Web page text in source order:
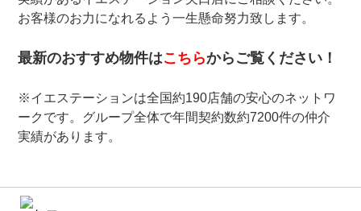
お客様のお力になれるよう一生懸命努力致します。
最新のおすすめ物件はこちらからご覧ください！
※イエステーションは全国約190店舗の安心のネットワ
ークです。グループ全体で年間契約数約7200件の仲介
実績があります。